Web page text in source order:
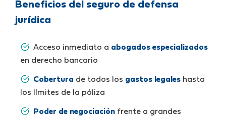
Beneficios del seguro de defensa
jurídica
Acceso inmediato a abogados especializados
en derecho bancario
Cobertura de todos los gastos legales hasta
los límites de la póliza
Poder de negociación frente a grandes